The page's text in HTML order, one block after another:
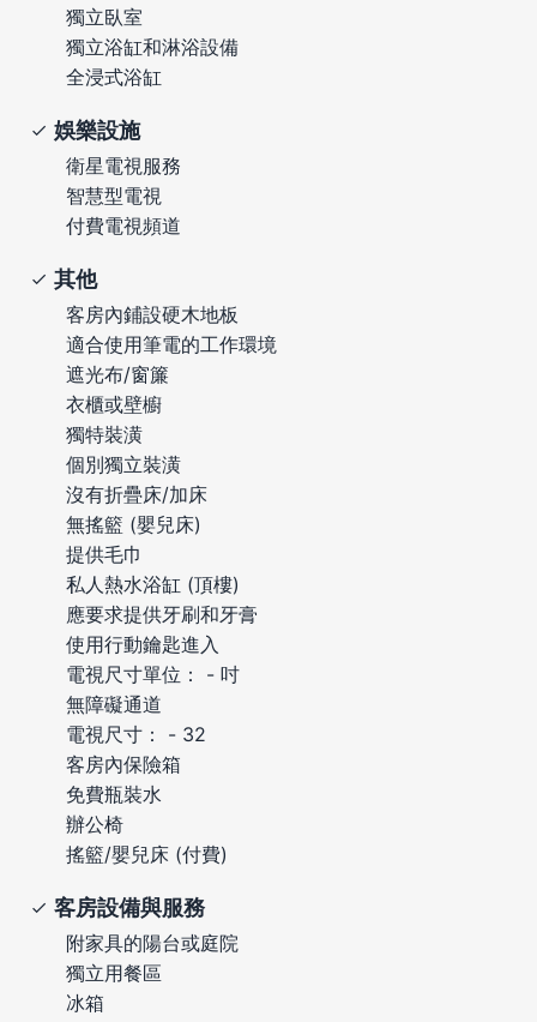
獨立臥室
獨立浴缸和淋浴設備
全浸式浴缸
娛樂設施
衛星電視服務
智慧型電視
付費電視頻道
其他
客房內鋪設硬木地板
適合使用筆電的工作環境
遮光布/窗簾
衣櫃或壁櫥
獨特裝潢
個別獨立裝潢
沒有折疊床/加床
無搖籃 (嬰兒床)
提供毛巾
私人熱水浴缸 (頂樓)
應要求提供牙刷和牙膏
使用行動鑰匙進入
電視尺寸單位： - 吋
無障礙通道
電視尺寸： - 32
客房內保險箱
免費瓶裝水
辦公椅
搖籃/嬰兒床 (付費)
客房設備與服務
附家具的陽台或庭院
獨立用餐區
冰箱